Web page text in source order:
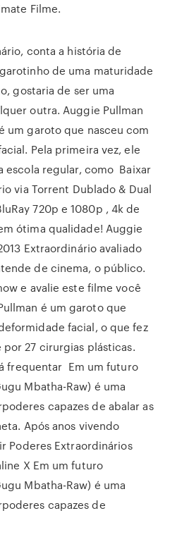
Filme.
conta a história de
de uma maturidade
gostaria de ser uma
outra. Auggie Pullman
um garoto que nasceu com
Pela primeira vez, ele
escola regular, como Baixar
via Torrent Dublado & Dual
720p e 1080p , 4k de
ótima qualidade! Auggie
Extraordinário avaliado
de cinema, o público.
e avalie este filme você
é um garoto que
facial, o que fez
por 27 cirurgias plásticas.
frequentar Em um futuro
Mbatha-Raw) é uma
capazes de abalar as
Após anos vivendo
Poderes Extraordinários
X Em um futuro
Mbatha-Raw) é uma
capazes de